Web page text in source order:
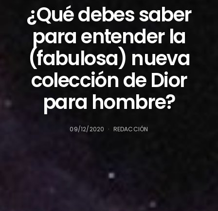
¿Qué debes saber
para entender la
(fabulosa) nueva
colección de Dior
para hombre?
09/12/2020 REDACCIÓN